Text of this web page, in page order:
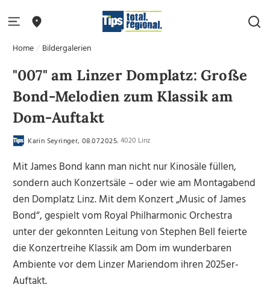
Home Bildergalerien
"007" am Linzer Domplatz: Große
Bond-Melodien zum Klassik am
Dom-Auftakt
Karin Seyringer, 08.07.2025, 4020 Linz
Mit James Bond kann man nicht nur Kinosäle füllen,
sondern auch Konzertsäle – oder wie am Montagabend
den Domplatz Linz. Mit dem Konzert „Music of James
Bond“, gespielt vom Royal Philharmonic Orchestra
unter der gekonnten Leitung von Stephen Bell feierte
die Konzertreihe Klassik am Dom im wunderbaren
Ambiente vor dem Linzer Mariendom ihren 2025er-
Auftakt.